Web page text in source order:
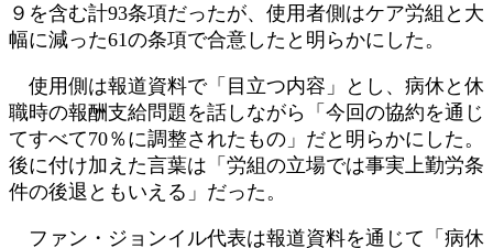
９を含む計93条項だったが、使用者側はケア労組と大
幅に減った61の条項で合意したと明らかにした。
使用側は報道資料で「目立つ内容」とし、病休と休
職時の報酬支給問題を話しながら「今回の協約を通じ
てすべて70％に調整されたもの」だと明らかにした。
後に付け加えた言葉は「労組の立場では事実上勤労条
件の後退ともいえる」だった。
ファン・ジョンイル代表は報道資料を通じて「病休